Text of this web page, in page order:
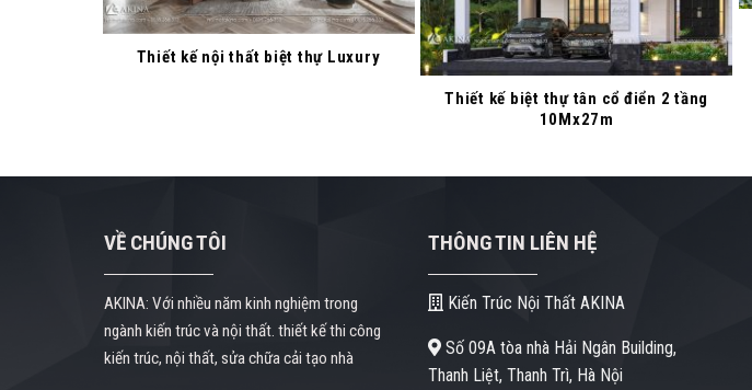
Thiết kế nội thất biệt thự Luxury
Thiết kế biệt thự tân cổ điển 2 tầng
10Mx27m
VỀ CHÚNG TÔI
AKINA: Với nhiều năm kinh nghiệm trong
ngành kiến trúc và nội thất. thiết kế thi công
kiến trúc, nội thất, sửa chữa cải tạo nhà
THÔNG TIN LIÊN HỆ
Kiến Trúc Nội Thất AKINA
Số 09A tòa nhà Hải Ngân Building,
Thanh Liệt, Thanh Trì, Hà Nội